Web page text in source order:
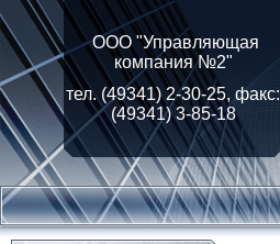
ООО "Управляющая
компания №2"
тел. (49341) 2-30-25, факс:
(49341) 3-85-18